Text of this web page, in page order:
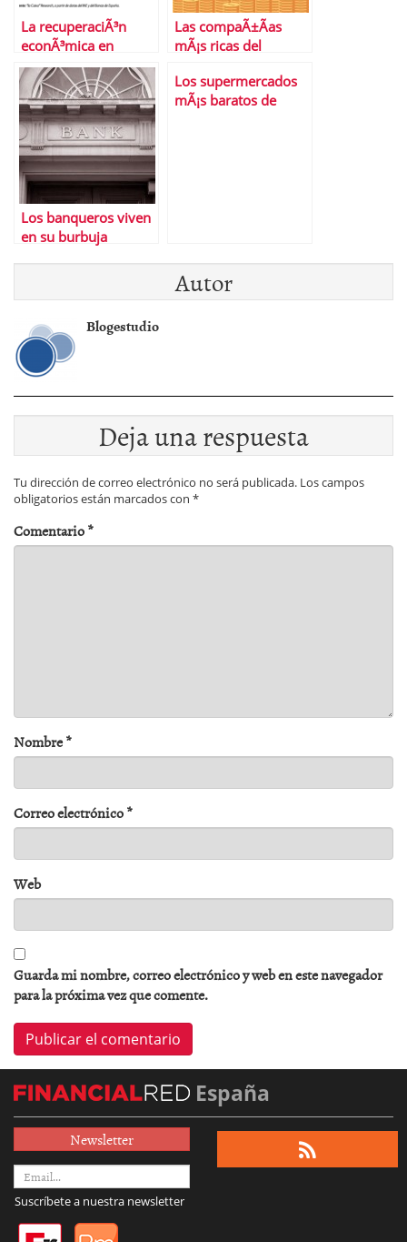
La recuperaciÃ³n
econÃ³mica en
EspaÃ±a,
Â¿consolidada?
Las compaÃ±Ã­as
mÃ¡s ricas del
Los banqueros viven
en su burbuja
Los supermercados
mÃ¡s baratos de
Autor
Blogestudio
Deja una respuesta
Tu dirección de correo electrónico no será publicada. Los campos
obligatorios están marcados con *
Comentario*
Nombre*
Correo electrónico*
Web
Guarda mi nombre, correo electrónico y web en este navegador
para la próxima vez que comente.
España
Newsletter
Suscríbete a nuestra newsletter